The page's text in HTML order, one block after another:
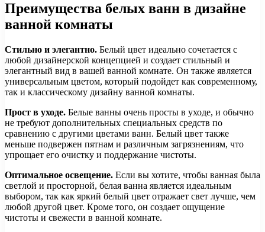
Преимущества белых ванн в дизайне
ванной комнаты
Стильно и элегантно. Белый цвет идеально сочетается с
любой дизайнерской концепцией и создает стильный и
элегантный вид в вашей ванной комнате. Он также является
универсальным цветом, который подойдет как современному,
так и классическому дизайну ванной комнаты.
Прост в уходе. Белые ванны очень просты в уходе, и обычно
не требуют дополнительных специальных средств по
сравнению с другими цветами ванн. Белый цвет также
меньше подвержен пятнам и различным загрязнениям, что
упрощает его очистку и поддержание чистоты.
Оптимальное освещение. Если вы хотите, чтобы ванная была
светлой и просторной, белая ванна является идеальным
выбором, так как яркий белый цвет отражает свет лучше, чем
любой другой цвет. Кроме того, он создает ощущение
чистоты и свежести в ванной комнате.